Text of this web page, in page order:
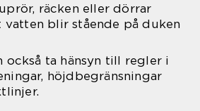
räcken eller dörrar
blir stående på duken
också ta hänsyn till regler i
höjdbegränsningar